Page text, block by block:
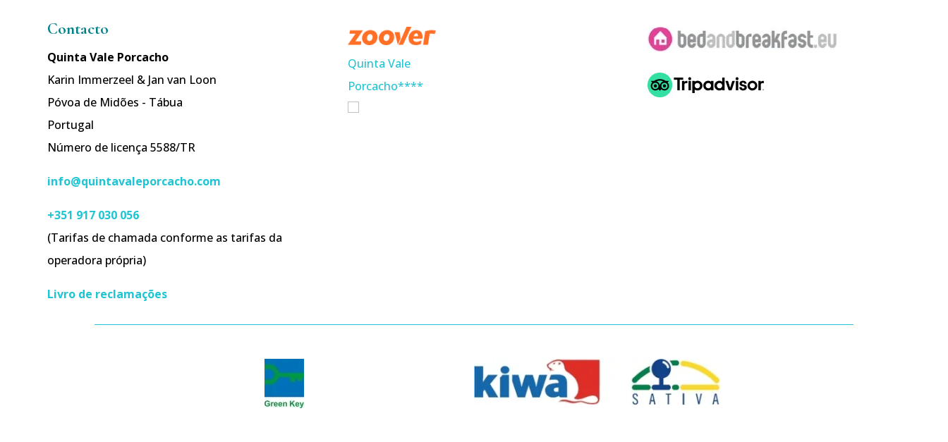
Contacto
Quinta Vale Porcacho
Karin Immerzeel & Jan van Loon
Póvoa de Midões - Tábua
Portugal
Número de licença 5588/TR
info@quintavaleporcacho.com
+351 917 030 056
(Tarifas de chamada conforme as tarifas da
operadora própria)
Livro de reclamações
Quinta Vale
Porcacho****